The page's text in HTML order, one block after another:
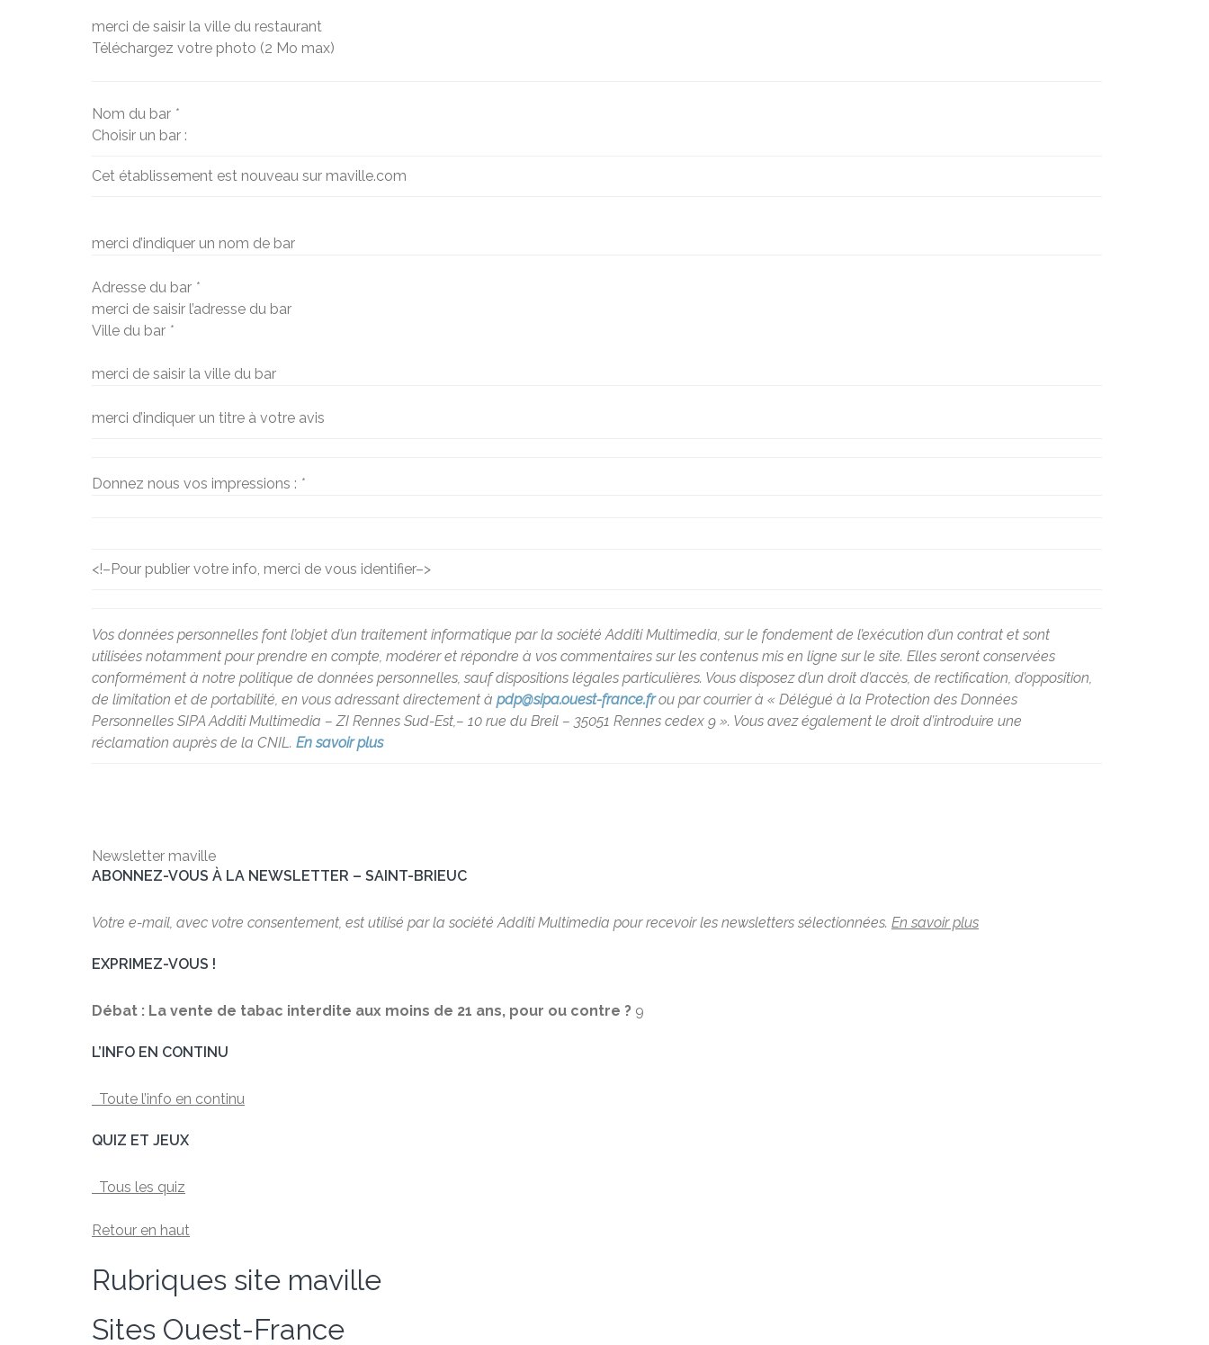
merci de saisir la ville du restaurant
Téléchargez votre photo (2 Mo max)
Nom du bar *
Choisir un bar :
Cet établissement est nouveau sur maville.com
merci d’indiquer un nom de bar
Adresse du bar *
merci de saisir l’adresse du bar
Ville du bar *
merci de saisir la ville du bar
merci d’indiquer un titre à votre avis
Donnez nous vos impressions : *
<!–Pour publier votre info, merci de vous identifier–>
Vos données personnelles font l’objet d’un traitement informatique par la société Additi Multimedia, sur le fondement de l’exécution d’un contrat et sont
utilisées notamment pour prendre en compte, modérer et répondre à vos commentaires sur les contenus mis en ligne sur le site. Elles seront conservées
conformément à notre politique de données personnelles, sauf dispositions légales particulières. Vous disposez d’un droit d’accès, de rectification, d’opposition,
de limitation et de portabilité, en vous adressant directement à pdp@sipa.ouest-france.frou par courrier à « Délégué à la Protection des Données
Personnelles SIPA Additi Multimedia – ZI Rennes Sud-Est,– 10 rue du Breil – 35051 Rennes cedex 9 ». Vous avez également le droit d’introduire une
réclamation auprès de la CNIL. En savoir plus
Newsletter maville
ABONNEZ-VOUS À LA NEWSLETTER – SAINT-BRIEUC
Votre e-mail, avec votre consentement, est utilisé par la société Additi Multimedia pour recevoir les newsletters sélectionnées. En savoir plus
EXPRIMEZ-VOUS !
Débat : La vente de tabac interdite aux moins de 21 ans, pour ou contre ? 9
L’INFO EN CONTINU
Toute l’info en continu
QUIZ ET JEUX
Tous les quiz
Retour en haut
Rubriques site maville
Sites Ouest-France